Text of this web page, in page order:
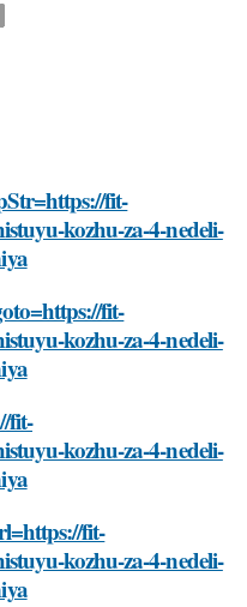
fit-
kozhu-za-4-nedeli-
fit-
kozhu-za-4-nedeli-
fit-
kozhu-za-4-nedeli-
fit-
kozhu-za-4-nedeli-